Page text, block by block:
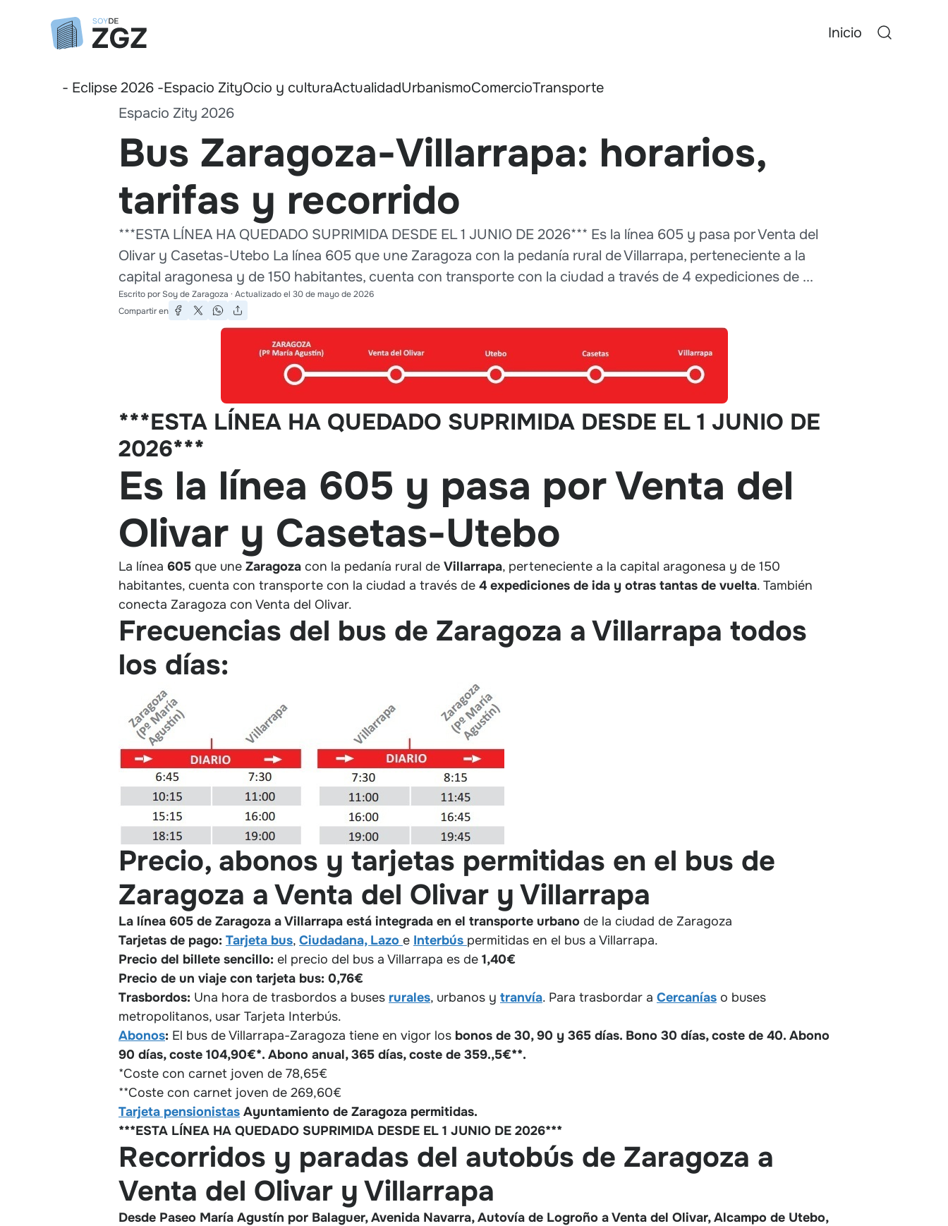
Inicio
- Eclipse 2026 -Espacio ZityOcio y culturaActualidadUrbanismoComercioTransporte
Espacio Zity 2026
Bus Zaragoza-Villarrapa: horarios,
tarifas y recorrido
***ESTA LÍNEA HA QUEDADO SUPRIMIDA DESDE EL 1 JUNIO DE 2026*** Es la línea 605 y pasa por Venta del
Olivar y Casetas-Utebo La línea 605 que une Zaragoza con la pedanía rural de Villarrapa, perteneciente a la
capital aragonesa y de 150 habitantes, cuenta con transporte con la ciudad a través de 4 expediciones de ...
Escrito porSoy de Zaragoza · Actualizado el 30 de mayo de 2026
Compartir en
***ESTA LÍNEA HA QUEDADO SUPRIMIDA DESDE EL 1 JUNIO DE
2026***
Es la línea 605 y pasa por Venta del
Olivar y Casetas-Utebo
La línea 605 que une Zaragoza con la pedanía rural de Villarrapa, perteneciente a la capital aragonesa y de 150
habitantes, cuenta con transporte con la ciudad a través de 4 expediciones de ida y otras tantas de vuelta. También
conecta Zaragoza con Venta del Olivar.
Frecuencias del bus de Zaragoza a Villarrapa todos
los días:
Precio, abonos y tarjetas permitidas en el bus de
Zaragoza a Venta del Olivar y Villarrapa
La línea 605 de Zaragoza a Villarrapa está integrada en el transporte urbano de la ciudad de Zaragoza
Tarjetas de pago: Tarjeta bus, Ciudadana, Lazo e Interbús permitidas en el bus a Villarrapa.
Precio del billete sencillo: el precio del bus a Villarrapa es de 1,40€
Precio de un viaje con tarjeta bus: 0,76€
Trasbordos: Una hora de trasbordos a buses rurales, urbanos y tranvía. Para trasbordar a Cercanías o buses
metropolitanos, usar Tarjeta Interbús.
Abonos: El bus de Villarrapa-Zaragoza tiene en vigor los bonos de 30, 90 y 365 días. Bono 30 días, coste de 40. Abono
90 días, coste 104,90€*. Abono anual, 365 días, coste de 359.,5€**.
*Coste con carnet joven de 78,65€
**Coste con carnet joven de 269,60€
Tarjeta pensionistas Ayuntamiento de Zaragoza permitidas.
***ESTA LÍNEA HA QUEDADO SUPRIMIDA DESDE EL 1 JUNIO DE 2026***
Recorridos y paradas del autobús de Zaragoza a
Venta del Olivar y Villarrapa
Desde Paseo María Agustín por Balaguer, Avenida Navarra, Autovía de Logroño a Venta del Olivar, Alcampo de Utebo,